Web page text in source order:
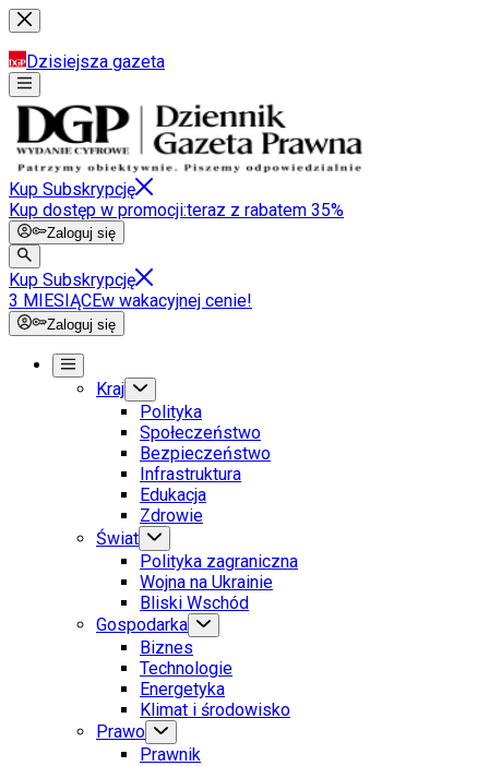
Dzisiejsza gazeta
Kup Subskrypcję
Kup dostęp w promocji:teraz z rabatem 35%
Zaloguj się
Kup Subskrypcję
3 MIESIĄCEw wakacyjnej cenie!
Zaloguj się
Kraj
Polityka
Społeczeństwo
Bezpieczeństwo
Infrastruktura
Edukacja
Zdrowie
Świat
Polityka zagraniczna
Wojna na Ukrainie
Bliski Wschód
Gospodarka
Biznes
Technologie
Energetyka
Klimat i środowisko
Prawo
Prawnik